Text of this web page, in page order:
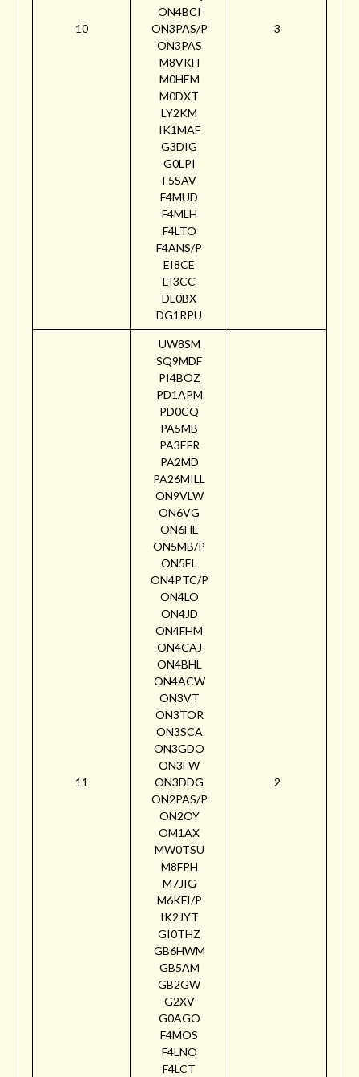
10
ON4BCI
ON3PAS/P
ON3PAS
M8VKH
M0HEM
M0DXT
LY2KM
IK1MAF
G3DIG
G0LPI
F5SAV
F4MUD
F4MLH
F4LTO
F4ANS/P
EI8CE
EI3CC
DL0BX
DG1RPU
3
11
UW8SM
SQ9MDF
PI4BOZ
PD1APM
PD0CQ
PA5MB
PA3EFR
PA2MD
PA26MILL
ON9VLW
ON6VG
ON6HE
ON5MB/P
ON5EL
ON4PTC/P
ON4LO
ON4JD
ON4FHM
ON4CAJ
ON4BHL
ON4ACW
ON3VT
ON3TOR
ON3SCA
ON3GDO
ON3FW
ON3DDG
ON2PAS/P
ON2OY
OM1AX
MW0TSU
M8FPH
M7JIG
M6KFI/P
IK2JYT
GI0THZ
GB6HWM
GB5AM
GB2GW
G2XV
G0AGO
F4MOS
F4LNO
F4LCT
2